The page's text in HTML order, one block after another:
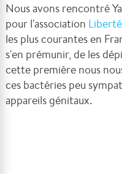
Nous avons rencontré
pour l'association
les plus courantes en
s'en prémunir, de les
cette première nous
ces bactéries peu
appareils génitaux.